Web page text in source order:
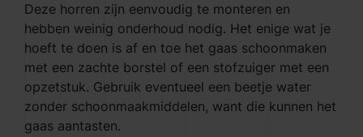
Deze horren zijn eenvoudig te monteren en
hebben weinig onderhoud nodig. Het enige wat je
hoeft te doen is af en toe het gaas schoonmaken
met een zachte borstel of een stofzuiger met een
opzetstuk. Gebruik eventueel een beetje water
zonder schoonmaakmiddelen, want die kunnen het
gaas aantasten.